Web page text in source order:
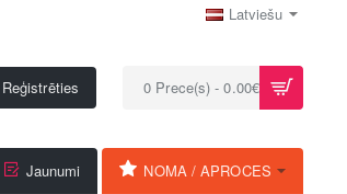
Latviešu
Reģistrēties 0 Prece(s) - 0.00€
Jaunumi NOMA / APROCES